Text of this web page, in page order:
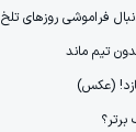
فراموشی روزهای تلخ
تیم ماند
(عکس)
برتر؟